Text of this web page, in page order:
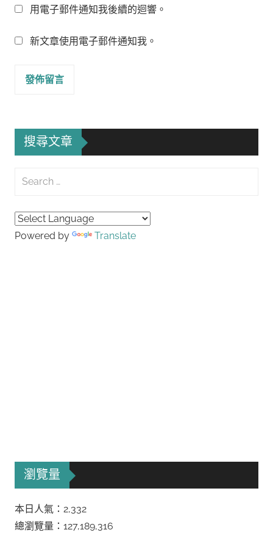
用電子郵件通知我後續的迴響。
新文章使用電子郵件通知我。
搜尋文章
Search
Powered by Translate
瀏覽量
本日人氣：2,332
總瀏覽量：127,189,316